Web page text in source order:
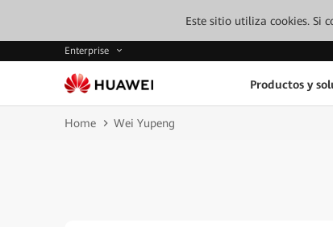
Este sitio utiliza cookies. Si
Enterprise
Productos y
Home Wei Yupeng